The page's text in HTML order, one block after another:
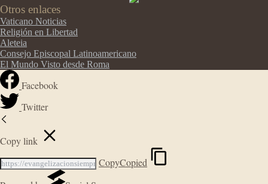
Otros enlaces
Vaticano Noticias
Religión en Libertad
Aleteia
Consejo Episcopal Latinoamericano
El Mundo Visto desde Roma
Facebook
Twitter
Copy link
CopyCopied